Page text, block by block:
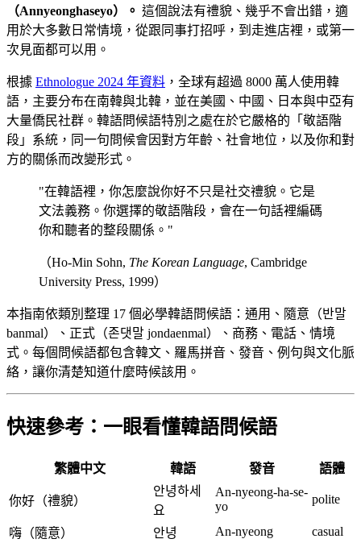
（Annyeonghaseyo）。 這個說法有禮貌、幾乎不會出錯，適
用於大多數日常情境，從跟同事打招呼，到走進店裡，或第一
次見面都可以用。
根據 Ethnologue 2024 年資料 ，全球有超過 8000 萬人使用韓
語，主要分布在南韓與北韓，並在美國、中國、日本與中亞有
大量僑民社群。韓語問候語特別之處在於它嚴格的「敬語階
段」系統，同一句問候會因對方年齡、社會地位，以及你和對
方的關係而改變形式。
"在韓語裡，你怎麼說你好不只是社交禮貌。它是
文法義務。你選擇的敬語階段，會在一句話裡編碼
你和聽者的整段關係。"
（Ho-Min Sohn, The Korean Language, Cambridge
University Press, 1999）
本指南依類別整理 17 個必學韓語問候語：通用、隨意（반말
banmal）、正式（존댓말 jondaenmal）、商務、電話、情境
式。每個問候語都包含韓文、羅馬拼音、發音、例句與文化脈
絡，讓你清楚知道什麼時候該用。
快速參考：一眼看懂韓語問候語
繁體中文 韓語 發音 語體
你好（禮貌）
안녕하세
요
An-nyeong-ha-se-
yo
polite
嗨（隨意） 안녕 An-nyeong casual